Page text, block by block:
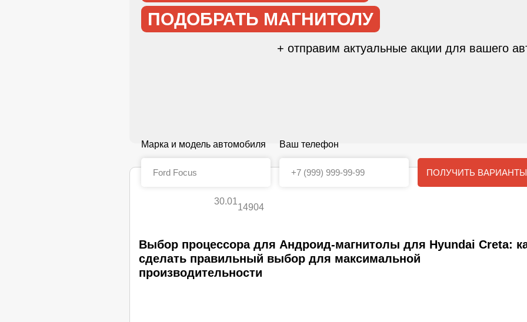
ПОДОБРАТЬ МАГНИТОЛУ
+ отправим актуальные акции для вашего
Марка и модель автомобиля Ваш телефон
ПОЛУЧИТЬ ВАРИАНТЫ
30.01
14904
Выбор процессора для Андроид-магнитолы для Hyundai Creta:
сделать правильный выбор для максимальной
производительности